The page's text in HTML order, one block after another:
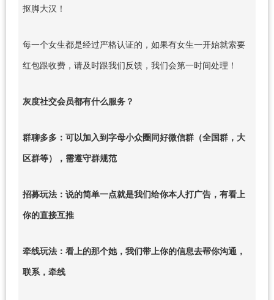
抠脚大汉！
每一个女生都是经过严格认证的，如果有女生一开始就索要
红包跟收费，请及时跟我们反馈，我们会第一时间处理！
灰度社交会员都有什么服务？
群聊多多：可以加入到字母小众圈同好微信群（全国群，大
区群等），需遵守群规范
招募玩法：说的简单一点就是我们给你本人打广告，有看上
你的直接互推
牵线玩法：看上的那个她，我们带上你的信息去帮你沟通，
联系，牵线